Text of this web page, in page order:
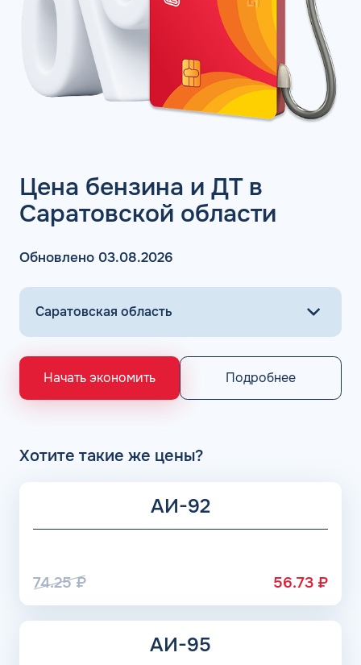
Цена бензина и ДТ в
Саратовской области
Обновлено 03.08.2026
Начать экономить Подробнее
Хотите такие же цены?
АИ-92
74.25₽ 56.73 ₽
АИ-95